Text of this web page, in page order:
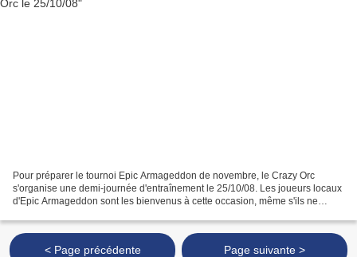
Pour préparer le tournoi Epic Armageddon de novembre, le Crazy Orc
s'organise une demi-journée d'entraînement le 25/10/08. Les joueurs locaux
d'Epic Armageddon sont les bienvenus à cette occasion, même s'ils ne
< Page précédente Page suivante >